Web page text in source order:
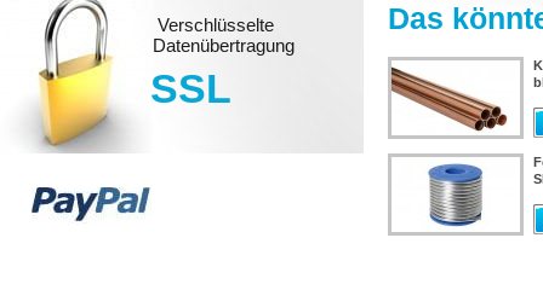
Das
Verschlüsselte
Datenübertragung
SSL